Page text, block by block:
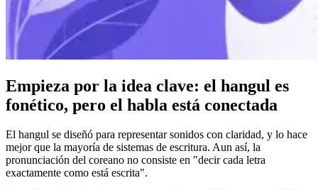
Empieza por la idea clave: el hangul es
fonético, pero el habla está conectada
El hangul se diseñó para representar sonidos con claridad, y lo hace
mejor que la mayoría de sistemas de escritura. Aun así, la
pronunciación del coreano no consiste en "decir cada letra
exactamente como está escrita".